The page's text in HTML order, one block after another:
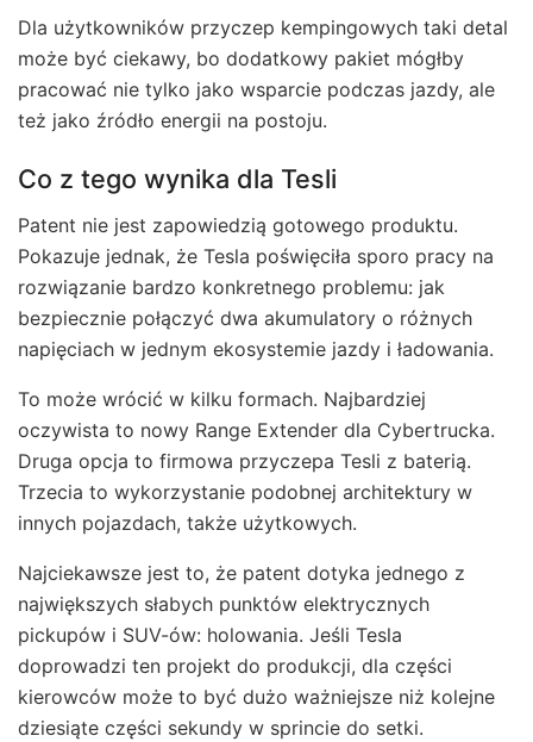
Dla użytkowników przyczep kempingowych taki detal
może być ciekawy, bo dodatkowy pakiet mógłby
pracować nie tylko jako wsparcie podczas jazdy, ale
też jako źródło energii na postoju.
Co z tego wynika dla Tesli
Patent nie jest zapowiedzią gotowego produktu.
Pokazuje jednak, że Tesla poświęciła sporo pracy na
rozwiązanie bardzo konkretnego problemu: jak
bezpiecznie połączyć dwa akumulatory o różnych
napięciach w jednym ekosystemie jazdy i ładowania.
To może wrócić w kilku formach. Najbardziej
oczywista to nowy Range Extender dla Cybertrucka.
Druga opcja to firmowa przyczepa Tesli z baterią.
Trzecia to wykorzystanie podobnej architektury w
innych pojazdach, także użytkowych.
Najciekawsze jest to, że patent dotyka jednego z
największych słabych punktów elektrycznych
pickupów i SUV-ów: holowania. Jeśli Tesla
doprowadzi ten projekt do produkcji, dla części
kierowców może to być dużo ważniejsze niż kolejne
dziesiąte części sekundy w sprincie do setki.